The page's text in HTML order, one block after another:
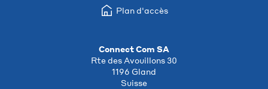
Plan d'accès
Connect Com SA
Rte des Avouillons 30
1196 Gland
Suisse